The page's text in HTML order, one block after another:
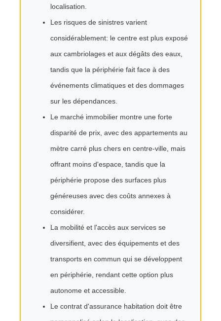
localisation.
Les risques de sinistres varient
considérablement: le centre est plus exposé
aux cambriolages et aux dégâts des eaux,
tandis que la périphérie fait face à des
événements climatiques et des dommages
sur les dépendances.
Le marché immobilier montre une forte
disparité de prix, avec des appartements au
mètre carré plus chers en centre-ville, mais
offrant moins d'espace, tandis que la
périphérie propose des surfaces plus
généreuses avec des coûts annexes à
considérer.
La mobilité et l'accès aux services se
diversifient, avec des équipements et des
transports en commun qui se développent
en périphérie, rendant cette option plus
autonome et accessible.
Le contrat d'assurance habitation doit être